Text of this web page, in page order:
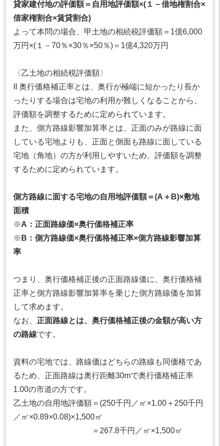
貸家建付地の評価額＝自用地評価額×(１－借地権割合×
借家権割合×賃貸割合)
よって本問の場合、甲土地の相続税評価額＝1億6,000
万円×(１－70％×30％×50％)＝1億4,320万円
〈乙土地の相続税評価額〉
II 奥行価格補正率とは、奥行が極端に短かったり長か
ったりする場合は宅地の利用が難しくなることから、
評価額を調整するために定められています。
また、側方路線影響加算率とは、正面のみが路線に面
している宅地よりも、正面と側面も路線に面している
宅地（角地）の方が利用しやすいため、評価額を調整
するために定められています。
側方路線に面する宅地の自用地評価額＝(A＋B)×敷地
面積
※A：正面路線価×奥行価格補正率
※ B：側方路線価×奥行価格補正率×側方路線影響加算
率
つまり、奥行価格補正後の正面路線価に、奥行価格補
正率と側方路線影響加算率を乗じた側方路線価を加算
して求めます。
なお、 正面路線とは、奥行価格補正後の金額が高い方
の路線です。
資料の宅地では、路線価はどちらの路線も同価格であ
るため、正面路線は奥行距離30mで奥行価格補正率
1.00の市道の方です。
乙土地の自用地評価額＝(250千円／㎡×1.00＋250千円
／㎡×0.89×0.08)×1,500㎡
＝267.8千円／㎡×1,500㎡